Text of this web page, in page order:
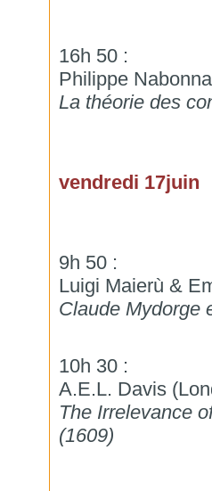
16h 50 :
Philippe
La théorie des
vendredi 17juin
9h 50 :
Luigi Maierù &
Claude Mydorge
10h 30 :
A.E.L. Davis
The Irrelevance
(1609)